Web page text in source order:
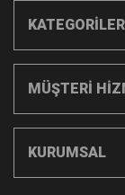
KATEGORİLER
MÜŞTERİ
KURUMSAL